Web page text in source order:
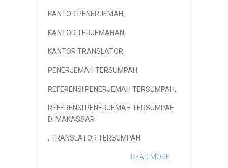
KANTOR PENERJEMAH,
KANTOR TERJEMAHAN,
KANTOR TRANSLATOR,
PENERJEMAH TERSUMPAH,
REFERENSI PENERJEMAH TERSUMPAH,
REFERENSI PENERJEMAH TERSUMPAH
DI MAKASSAR
, TRANSLATOR TERSUMPAH
READ MORE